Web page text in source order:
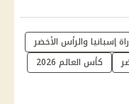
إسبانيا والرأس الأخضر
كأس العالم 2026